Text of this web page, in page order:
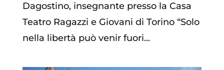
Dagostino, insegnante presso la Casa
Teatro Ragazzi e Giovani di Torino “Solo
nella libertà può venir fuori...